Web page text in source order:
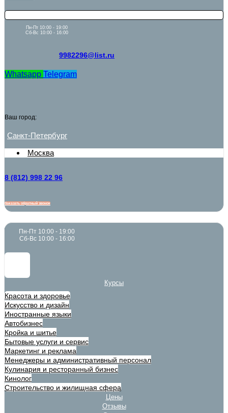
Пн-Пт 10:00 - 19:00
Сб-Вс 10:00 - 16:00
9982296@list.ru
Whatsapp Telegram
Ваш город:
Санкт-Петербург
Москва
8 (812) 998 22 96
Заказать обратный звонок
Пн-Пт 10:00 - 19:00
Сб-Вс 10:00 - 16:00
Курсы
Красота и здоровье
Искусство и дизайн
Иностранные языки
Автобизнес
Кройка и шитье
Бытовые услуги и сервис
Маркетинг и реклама
Менеджеры и административный персонал
Кулинария и ресторанный бизнес
Кинолог
Строительство и жилищная сфера
Цены
Отзывы